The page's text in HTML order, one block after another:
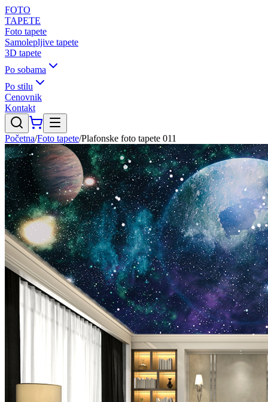
FOTO
TAPETE
Foto tapete
Samolepljive tapete
3D tapete
Po sobama
Po stilu
Cenovnik
Kontakt
Početna/Foto tapete/Plafonske foto tapete 011